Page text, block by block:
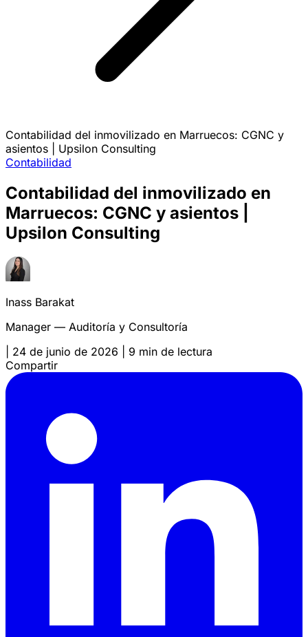
Contabilidad del inmovilizado en Marruecos: CGNC y
asientos | Upsilon Consulting
Contabilidad
Contabilidad del inmovilizado en
Marruecos: CGNC y asientos |
Upsilon Consulting
Inass Barakat
Manager — Auditoría y Consultoría
24 de junio de 2026
9 min de lectura
Compartir